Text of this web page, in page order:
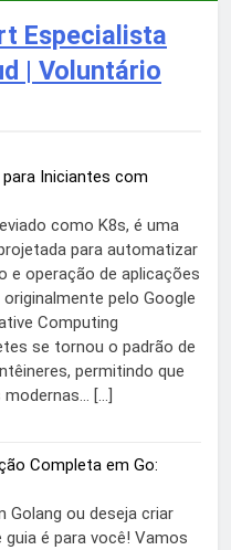
Especialista
| Voluntário
para Iniciantes com
como K8s, é uma
para automatizar
e operação de aplicações
pelo Google
Computing
se tornou o padrão de
permitindo que
[…]
Completa em Go:
Golang ou deseja criar
é para você! Vamos